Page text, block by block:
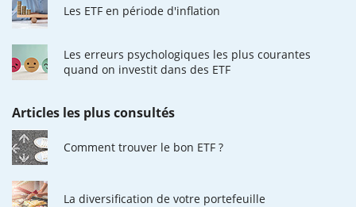
Les ETF en période d'inflation
Les erreurs psychologiques les plus courantes
quand on investit dans des ETF
Articles les plus consultés
Comment trouver le bon ETF ?
La diversification de votre portefeuille